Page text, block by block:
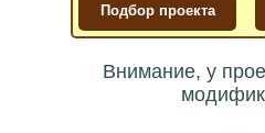
Внимание, у